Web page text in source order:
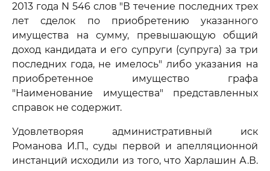
2013 года N 546 слов "В течение последних трех
лет сделок по приобретению указанного
имущества на сумму, превышающую общий
доход кандидата и его супруги (супруга) за три
последних года, не имелось" либо указания на
приобретенное имущество графа
"Наименование имущества" представленных
справок не содержит.
Удовлетворяя административный иск
Романова И.П., суды первой и апелляционной
инстанций исходили из того, что Харлашин А.В.